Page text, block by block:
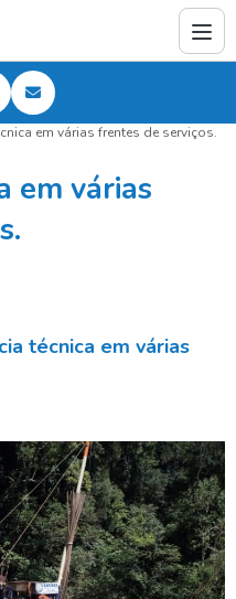
em várias frentes de serviços.
em várias
técnica em várias